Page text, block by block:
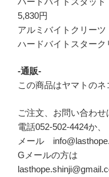
5,830円
アルミバイトクリー
ハードバイトスター
-通販-
この商品はヤマトのネ
ご注文、お問い合わせ
電話052-502-4424か、
メール
Gメールの方は